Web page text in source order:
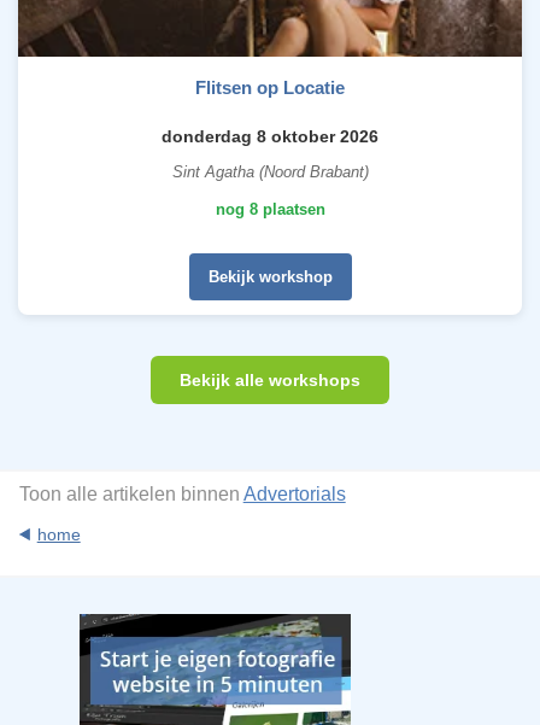
Flitsen op Locatie
donderdag 8 oktober 2026
Sint Agatha (Noord Brabant)
nog 8 plaatsen
Bekijk workshop
Bekijk alle workshops
Toon alle artikelen binnen Advertorials
home